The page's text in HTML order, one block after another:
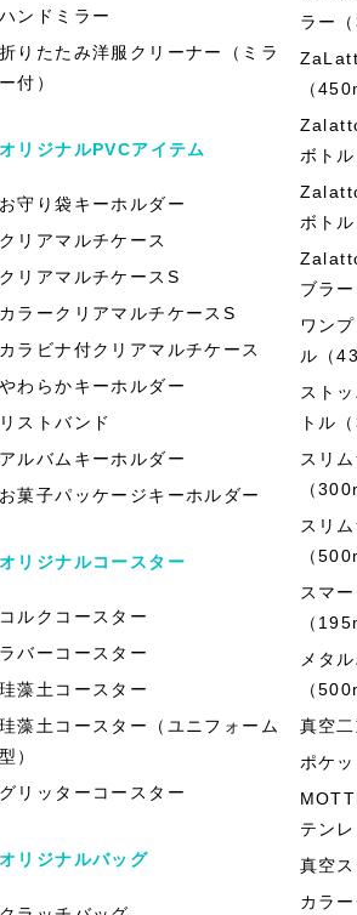
ハンドミラー
折りたたみ洋服クリーナー（ミラ
ー付）
オリジナルPVCアイテム
お守り袋キーホルダー
クリアマルチケース
クリアマルチケースS
カラークリアマルチケースS
カラビナ付クリアマルチケース
やわらかキーホルダー
リストバンド
アルバムキーホルダー
お菓子パッケージキーホルダー
オリジナルコースター
コルクコースター
ラバーコースター
珪藻土コースター
珪藻土コースター（ユニフォーム
型）
グリッターコースター
オリジナルバッグ
ラー
（
ボト
ボト
ブラー
ワン
ル（
スト
トル
スリ
（
スリ
（
スマ
（
メタ
（
真空
ポケ
テン
真空
カラ